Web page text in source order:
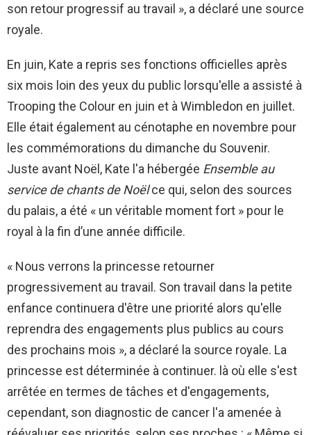
son retour progressif au travail », a déclaré une source
royale.
En juin, Kate a repris ses fonctions officielles après
six mois loin des yeux du public lorsqu'elle a assisté à
Trooping the Colour en juin et à Wimbledon en juillet.
Elle était également au cénotaphe en novembre pour
les commémorations du dimanche du Souvenir.
Juste avant Noël, Kate l'a hébergée Ensemble au
service de chants de Noëlce qui, selon des sources
du palais, a été « un véritable moment fort » pour le
royal à la fin d’une année difficile.
« Nous verrons la princesse retourner
progressivement au travail. Son travail dans la petite
enfance continuera d'être une priorité alors qu'elle
reprendra des engagements plus publics au cours
des prochains mois », a déclaré la source royale. La
princesse est déterminée à continuer. là où elle s'est
arrêtée en termes de tâches et d'engagements,
cependant, son diagnostic de cancer l'a amenée à